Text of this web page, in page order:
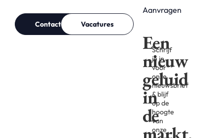
Contact Vacatures
Aanvragen
Een
nieuw
geluid
in
de
Schrijf
je in
voor
onze
nieuwsbrief
& blijf
op de
hoogte
van
onze